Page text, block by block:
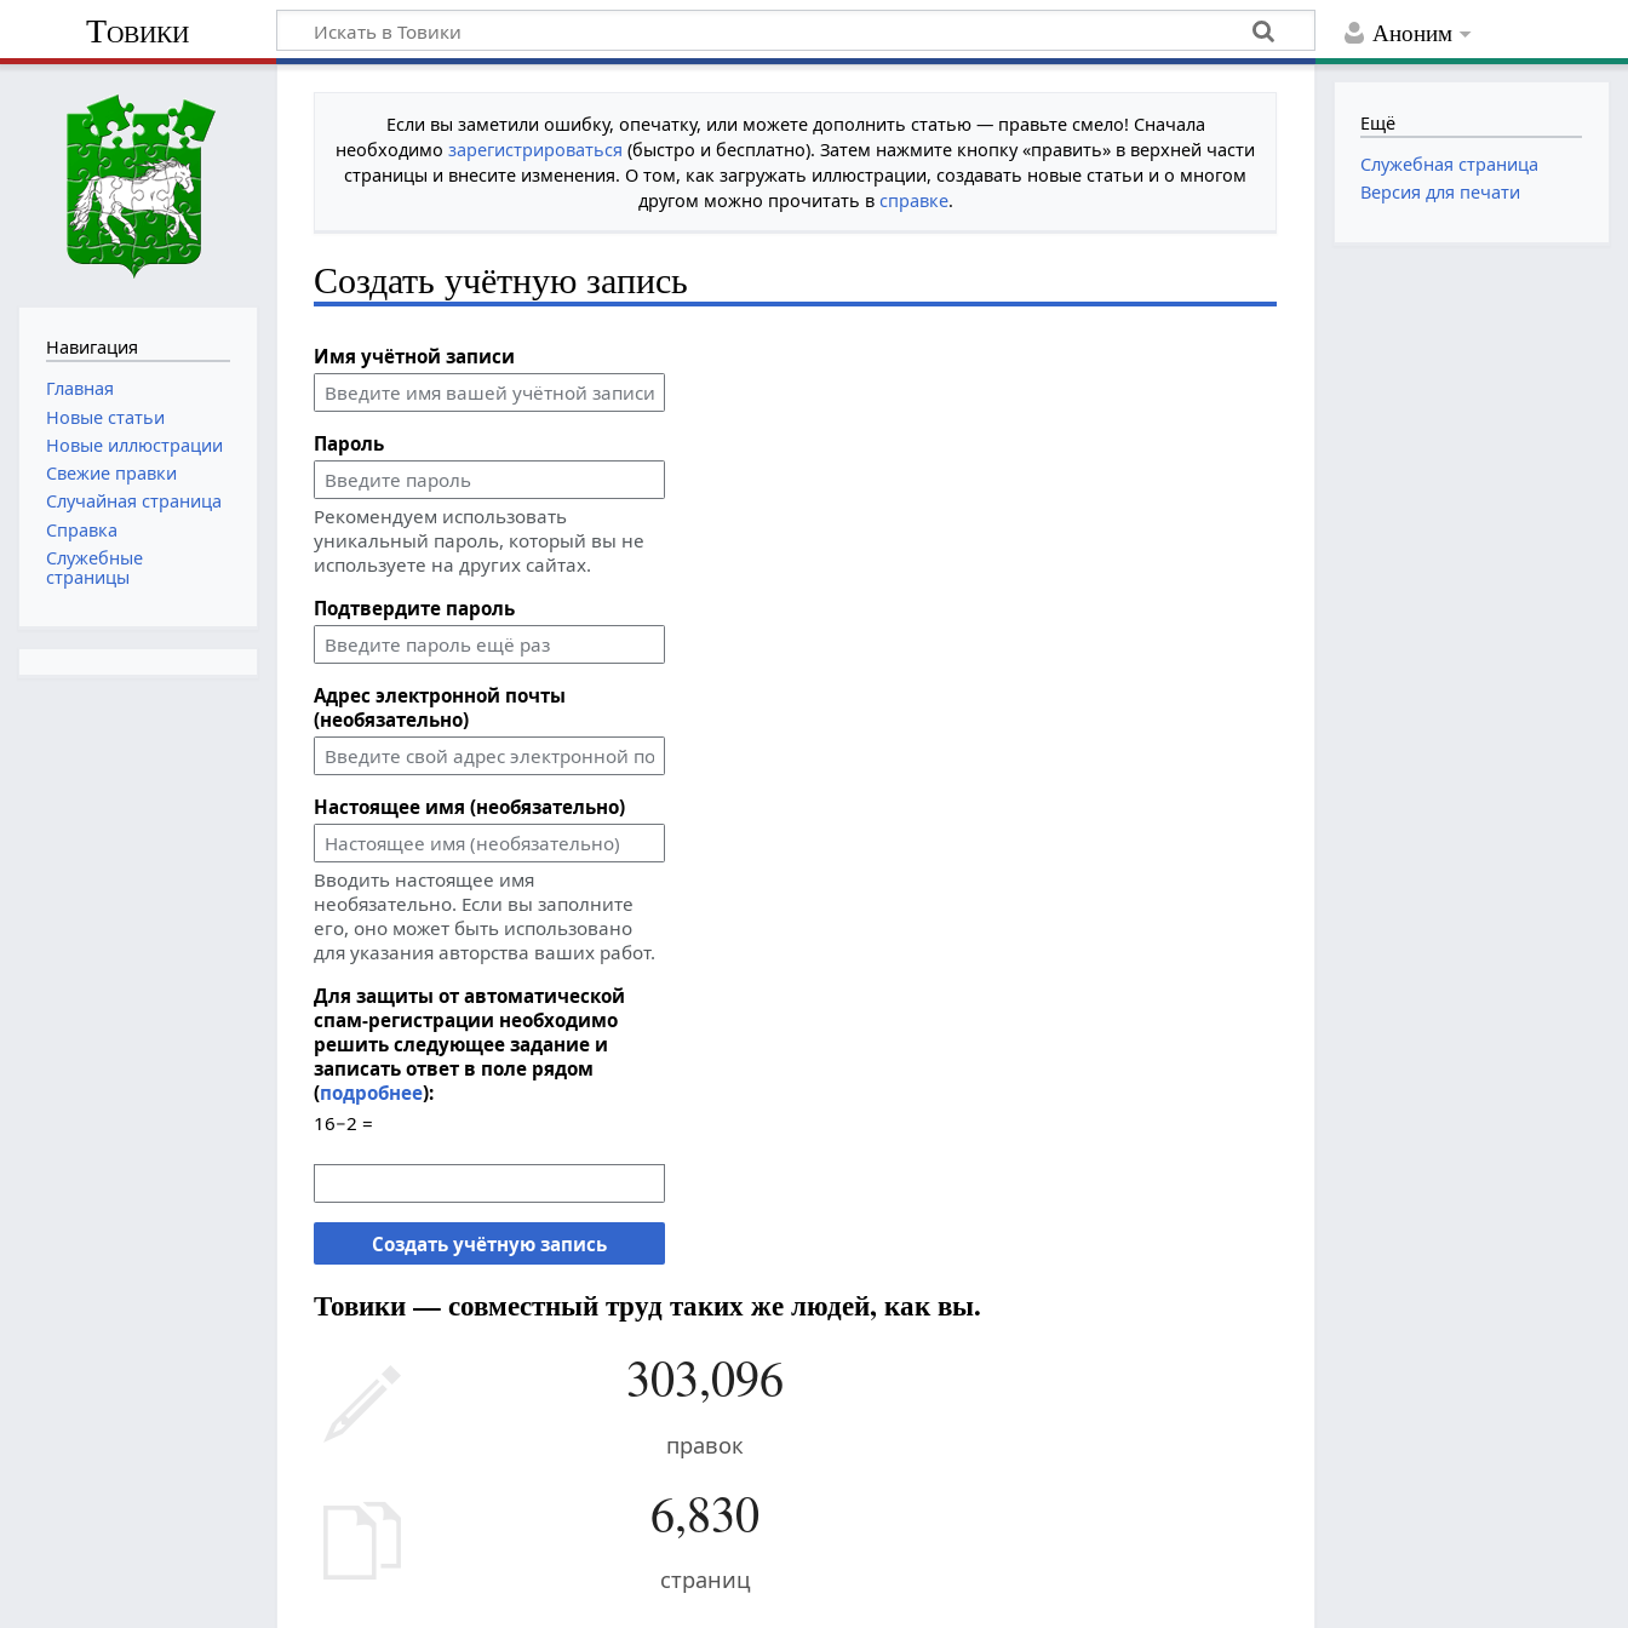
Аноним
Товики
Если вы заметили ошибку, опечатку, или можете дополнить статью — правьте смело! Сначала
необходимозарегистрироваться (быстро и бесплатно). Затем нажмите кнопку «править» в верхней части
страницы и внесите изменения. О том, как загружать иллюстрации, создавать новые статьи и о многом
другом можно прочитать в справке.
Создать учётную запись
Имя учётной записи
Пароль
Рекомендуем использовать
уникальный пароль, который вы не
используете на других сайтах.
Подтвердите пароль
Адрес электронной почты
(необязательно)
Настоящее имя (необязательно)
Вводить настоящее имя
необязательно. Если вы заполните
его, оно может быть использовано
для указания авторства ваших работ.
Для защиты от автоматической
спам-регистрации необходимо
решить следующее задание и
записать ответ в поле рядом
(подробнее):
16−2 =
Создать учётную запись
Товики — совместный труд таких же людей, как вы.
303,096
правок
6,830
страниц
Навигация
Главная
Новые статьи
Новые иллюстрации
Свежие правки
Случайная страница
Справка
Служебные
страницы
Ещё
Служебная страница
Версия для печати